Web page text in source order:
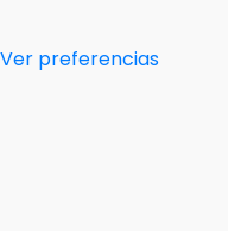
Ver preferencias